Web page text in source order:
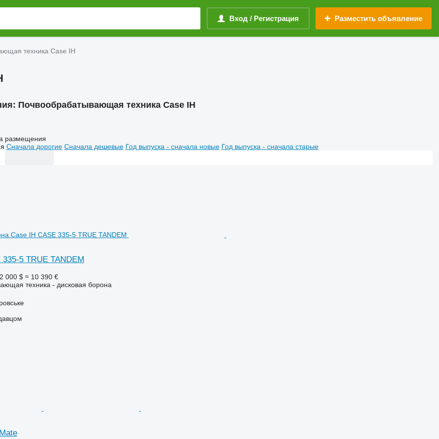
Вход / Регистрация Разместить объявление
техника Case IH
Почвообрабатывающая техника Case IH
размещения
Сначала дорогие Сначала дешевые Год выпуска - сначала новые Год выпуска - сначала старые
5 TRUE TANDEM
000 $ ≈ 10 390 €
техника - дисковая борона